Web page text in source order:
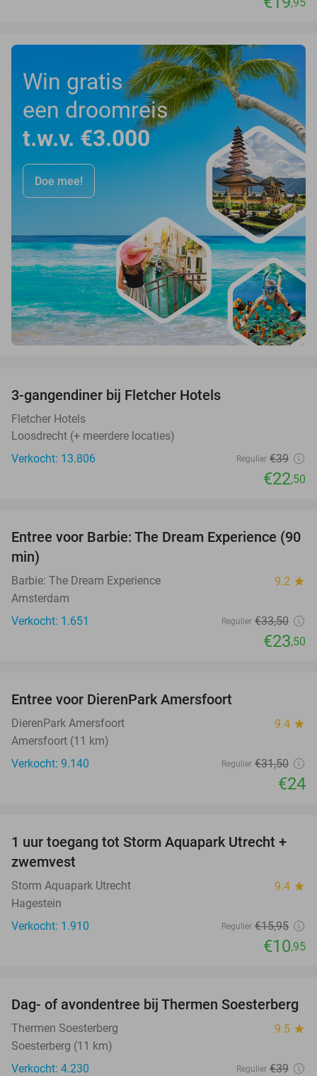
Win gratis
een droomreis
t.w.v. €3.000
Doe mee!
3-gangendiner bij Fletcher Hotels
Fletcher Hotels
Loosdrecht (+ meerdere locaties)
Verkocht: 13.806
Regulier €39
€22,50
30%
Entree voor Barbie: The Dream Experience (90
min)
Barbie: The Dream Experience 9.2 star
Amsterdam
Verkocht: 1.651
Regulier €33,50
€23,50
Entree voor DierenPark Amersfoort
DierenPark Amersfoort 9.4 star
Amersfoort (11 km)
Verkocht: 9.140
Regulier €31,50
€24
31%
1 uur toegang tot Storm Aquapark Utrecht +
zwemvest
Storm Aquapark Utrecht 9.4 star
Hagestein
Verkocht: 1.910
Regulier €15,95
€10,95
29%
Dag- of avondentree bij Thermen Soesterberg
Thermen Soesterberg 9.5 star
Soesterberg (11 km)
Verkocht: 4.230
Regulier €39